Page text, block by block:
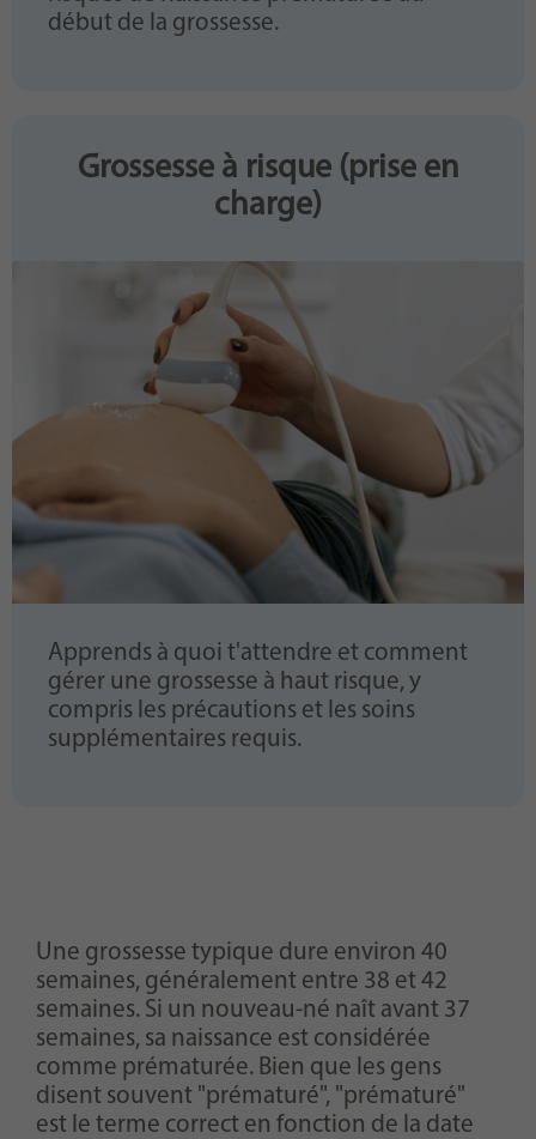
début de la grossesse.
Grossesse à risque (prise en
charge)
Apprends à quoi t'attendre et comment
gérer une grossesse à haut risque, y
compris les précautions et les soins
supplémentaires requis.
Une grossesse typique dure environ 40
semaines, généralement entre 38 et 42
semaines. Si un nouveau-né naît avant 37
semaines, sa naissance est considérée
comme prématurée. Bien que les gens
disent souvent "prématuré", "prématuré"
est le terme correct en fonction de la date